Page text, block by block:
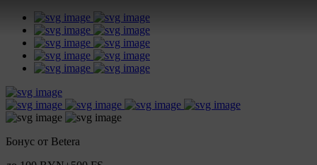
Бонус от Betera